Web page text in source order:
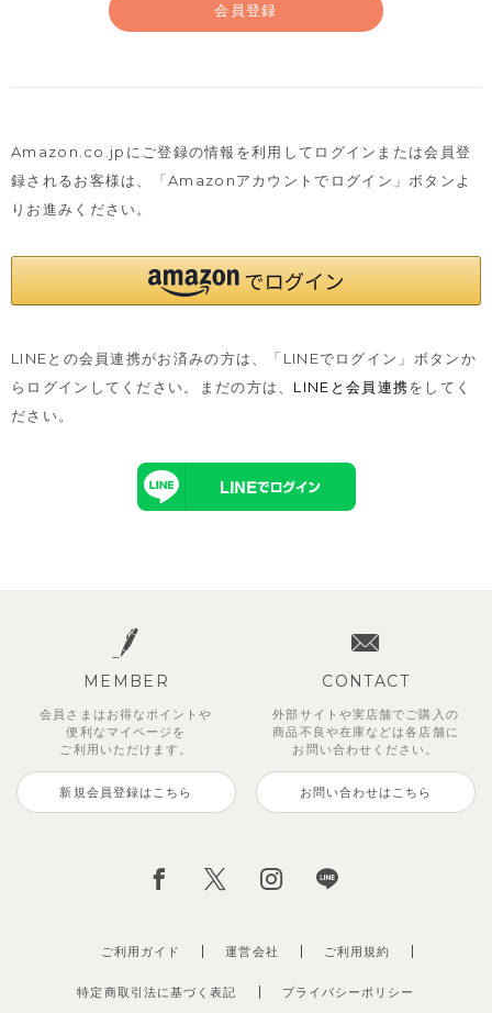
会員登録
Amazon.co.jpにご登録の情報を利用してログインまたは会員登
録されるお客様は、
「Amazonアカウントでログイン」ボタンよ
りお進みください。
LINEとの会員連携がお済みの方は、「LINEでログイン」ボタンか
らログインしてください。まだの方は、 LINEと会員連携をしてく
ださい。
MEMBER
会員さまはお得なポイントや
便利な マイページを
ご利用いただけます。
新規会員登録はこちら
CONTACT
外部サイトや実店舗でご購入の
商品不良や在庫などは各店舗に
お問い合わせください。
お問い合わせはこちら
ご利用ガイド 運営会社
特定商取引法に基づく表記 プライバシーポリシー
ご利用規約